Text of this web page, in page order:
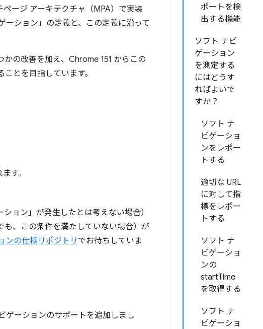
ポートを検
出する機能
ソフト ナビ
ゲーション
を測定する
にはどうす
ればよいで
すか？
ソフト ナ
ビゲーショ
ンをレポー
トする
適切な URL
に対して指
標をレポー
トする
ソフト ナ
ビゲーショ
ンの
startTime
を取得する
ソフト ナ
ビゲーショ
ージ アーキテクチャ（MPA）で実装
ーション」の定義と、この定義に沿って
の改善を加え、Chrome 151 からこの
とを目指しています。
す。
ョン」が発生したとは考えない場合）
、この条件を満たしていない場合）が
ンの仕様リポジトリでお待ちしていま
ゲーションのサポートを追加しまし